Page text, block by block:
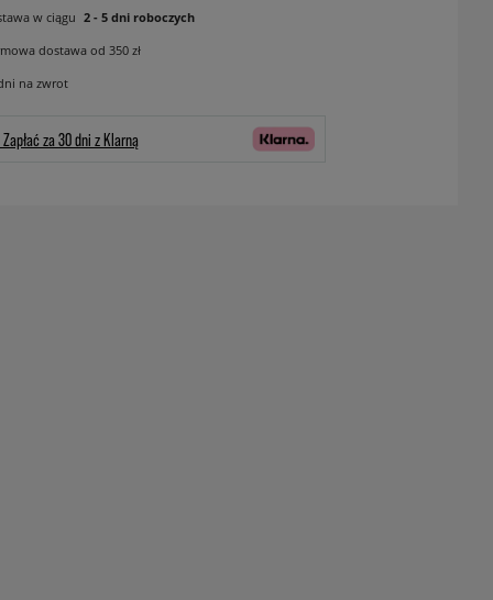
w ciągu 2 - 5 dni roboczych
dostawa od 350 zł
na zwrot
Zapłać za 30 dni z Klarną